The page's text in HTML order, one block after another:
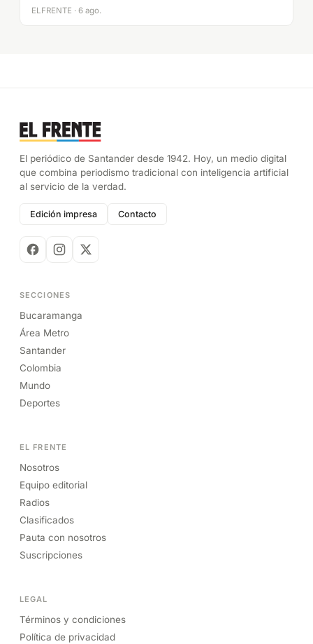
ELFRENTE · 6 ago.
El periódico de Santander desde 1942. Hoy, un medio digital
que combina periodismo tradicional con inteligencia artificial
al servicio de la verdad.
Edición impresa Contacto
SECCIONES
Bucaramanga
Área Metro
Santander
Colombia
Mundo
Deportes
EL FRENTE
Nosotros
Equipo editorial
Radios
Clasificados
Pauta con nosotros
Suscripciones
LEGAL
Términos y condiciones
Política de privacidad